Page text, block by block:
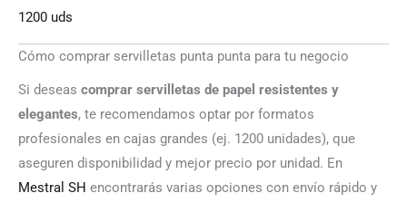
1200 uds
Cómo comprar servilletas punta punta para tu negocio
Si deseas comprar servilletas de papel resistentes y
elegantes, te recomendamos optar por formatos
profesionales en cajas grandes (ej. 1200 unidades), que
aseguren disponibilidad y mejor precio por unidad. En
Mestral SH encontrarás varias opciones con envío rápido y